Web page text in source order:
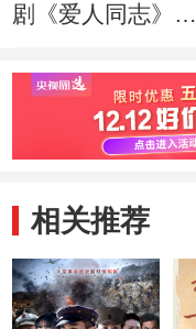
剧《爱人同志》央
创作 致敬革命先
辈
相关推荐